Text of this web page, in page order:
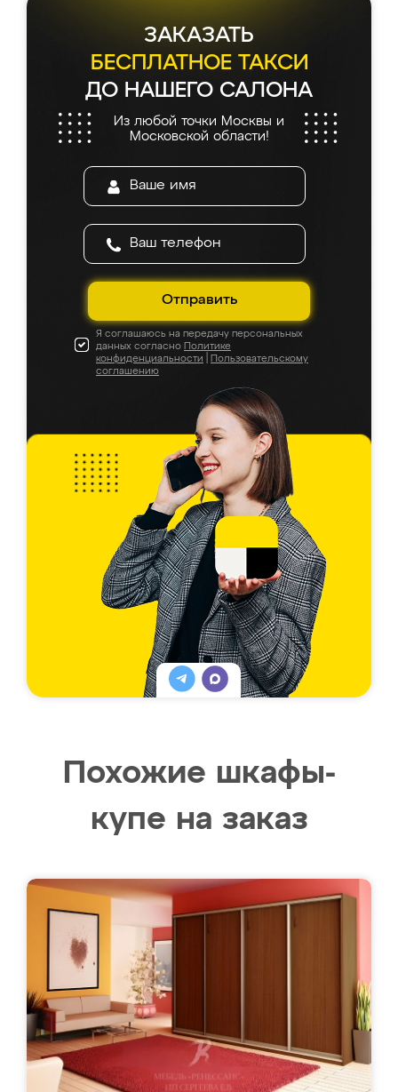
ЗАКАЗАТЬ
БЕСПЛАТНОЕ ТАКСИ
ДО НАШЕГО САЛОНА
Из любой точки Москвы и
Московской области!
Отправить
Я соглашаюсь на передачу персональных
данных согласно Политике
конфиденциальности
Пользовательскому
соглашению
Похожие шкафы-
купе на заказ